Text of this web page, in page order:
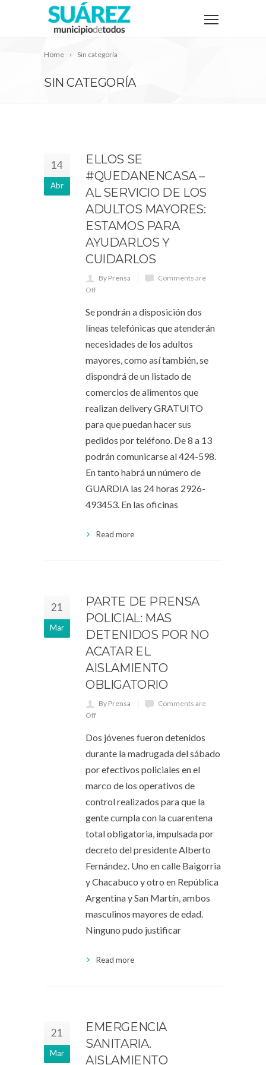
Home Sin categoría
SIN CATEGORÍA
14
Abr
ELLOS SE
#QUEDANENCASA –
AL SERVICIO DE LOS
ADULTOS MAYORES:
ESTAMOS PARA
AYUDARLOS Y
CUIDARLOS
By Prensa
Comments are
Off
Se pondrán a disposición dos
líneas telefónicas que atenderán
necesidades de los adultos
mayores, como así también, se
dispondrá de un listado de
comercios de alimentos que
realizan delivery GRATUITO
para que puedan hacer sus
pedidos por teléfono. De 8 a 13
podrán comunicarse al 424-598.
En tanto habrá un número de
GUARDIA las 24 horas 2926-
493453. En las oficinas
Read more
21
Mar
PARTE DE PRENSA
POLICIAL: MAS
DETENIDOS POR NO
ACATAR EL
AISLAMIENTO
OBLIGATORIO
By Prensa
Comments are
Off
Dos jóvenes fueron detenidos
durante la madrugada del sábado
por efectivos policiales en el
marco de los operativos de
control realizados para que la
gente cumpla con la cuarentena
total obligatoria, impulsada por
decreto del presidente Alberto
Fernández. Uno en calle Baigorria
y Chacabuco y otro en República
Argentina y San Martín, ambos
masculinos mayores de edad.
Ninguno pudo justificar
Read more
21
Mar
EMERGENCIA
SANITARIA.
AISLAMIENTO